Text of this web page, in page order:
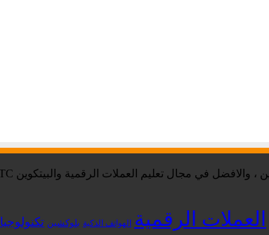
العملات الرقمية الهواتف الذكية بلوكشين تكنولوجيا